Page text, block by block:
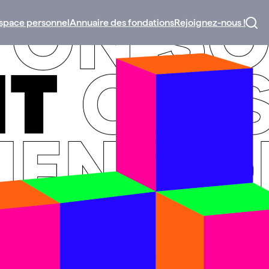
personnelAnnuaire des fondationsRejoignez-nous !